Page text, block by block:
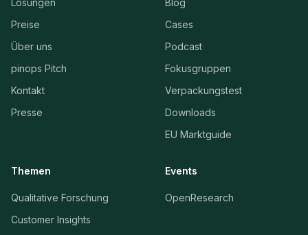
Lösungen
Preise
Über uns
pinops Pitch
Kontakt
Presse
Blog
Cases
Podcast
Fokusgruppen
Verpackungstest
Downloads
EU Marktguide
Themen
Qualitative Forschung
Customer Insights
Events
OpenResearch